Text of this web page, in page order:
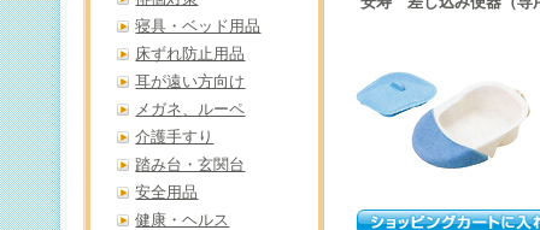
寝具・ベッド用品
床ずれ防止用品
耳が遠い方向け
メガネ、ルーペ
介護手すり
踏み台・玄関台
安全用品
健康・ヘルス